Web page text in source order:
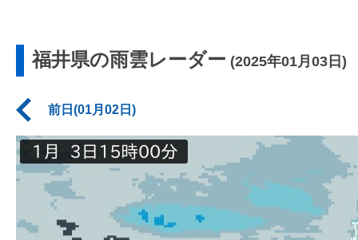
福井県の雨雲レーダー (2025年01月03日)
前日(01月02日)